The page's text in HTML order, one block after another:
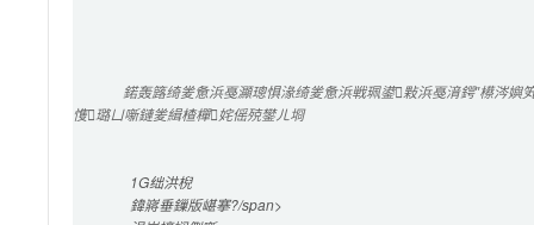
鍩轰簬绮夎惫浜戞灦璁惧湪绮夎惫浜戦珮鍙敤浜戞湇鍔″櫒涔
愯璐ㄩ噺鏈夎緝楂樿姹傜殑鐢ㄦ埛
1G绌洪棿
鍏嶈垂鏁版嵁搴?/span>